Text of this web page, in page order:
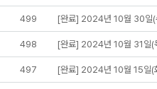
499 [완료] 2024년 10월 30일(
498 [완료] 2024년 10월 31일(
497 [완료] 2024년 10월 15일(